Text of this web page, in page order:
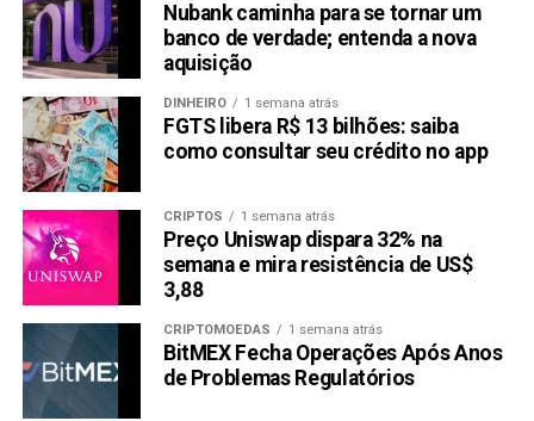
Nubank caminha para se tornar um
banco de verdade; entenda a nova
aquisição
DINHEIRO 1 semana atrás
FGTS libera R$ 13 bilhões: saiba
como consultar seu crédito no app
CRIPTOS 1 semana atrás
Preço Uniswap dispara 32% na
semana e mira resistência de US$
3,88
CRIPTOMOEDAS 1 semana atrás
BitMEX Fecha Operações Após Anos
de Problemas Regulatórios